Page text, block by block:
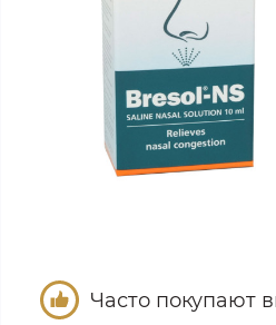
Часто покупают